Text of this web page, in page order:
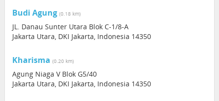
Budi Agung (0.18 km)
JL. Danau Sunter Utara Blok C-1/8-A
Jakarta Utara, DKI Jakarta, Indonesia 14350
Kharisma (0.20 km)
Agung Niaga V Blok G5/40
Jakarta Utara, DKI Jakarta, Indonesia 14350